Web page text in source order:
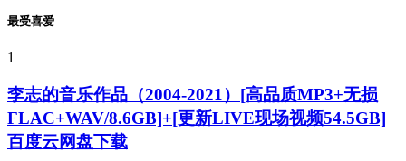
最受喜爱
1
李志的音乐作品（2004-2021）[高品质MP3+无损
FLAC+WAV/8.6GB]+[更新LIVE现场视频54.5GB]
百度云网盘下载